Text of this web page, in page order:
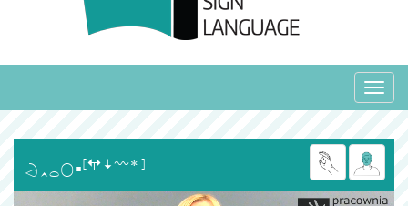
